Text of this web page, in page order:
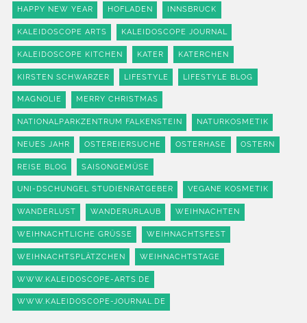
HAPPY NEW YEAR HOFLADEN INNSBRUCK
KALEIDOSCOPE ARTS KALEIDOSCOPE JOURNAL
KALEIDOSCOPE KITCHEN KATER KATERCHEN
KIRSTEN SCHWARZER LIFESTYLE LIFESTYLE BLOG
MAGNOLIE MERRY CHRISTMAS
NATIONALPARKZENTRUM FALKENSTEIN NATURKOSMETIK
NEUES JAHR OSTEREIERSUCHE OSTERHASE OSTERN
REISE BLOG SAISONGEMÜSE
UNI-DSCHUNGEL STUDIENRATGEBER VEGANE KOSMETIK
WANDERLUST WANDERURLAUB WEIHNACHTEN
WEIHNACHTLICHE GRÜSSE WEIHNACHTSFEST
WEIHNACHTSPLÄTZCHEN WEIHNACHTSTAGE
WWW.KALEIDOSCOPE-ARTS.DE
WWW.KALEIDOSCOPE-JOURNAL.DE